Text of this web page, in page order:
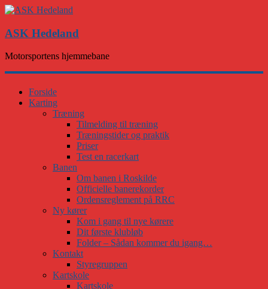
ASK Hedeland
Motorsportens hjemmebane
Forside
Karting
Træning
Tilmelding til træning
Træningstider og praktik
Priser
Test en racerkart
Banen
Om banen i Roskilde
Officielle banerekorder
Ordensreglement på RRC
Ny kører
Kom i gang til nye kørere
Dit første klubløb
Folder – Sådan kommer du igang…
Kontakt
Styregruppen
Kartskole
Kartskole